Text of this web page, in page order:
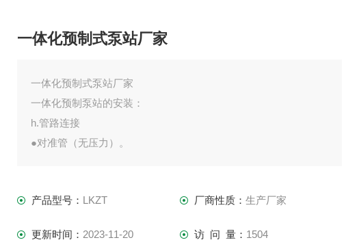
一体化预制式泵站厂家
一体化预制式泵站厂家
一体化预制泵站的安装：
h.管路连接
●对准管（无压力）。
产品型号： LKZT 厂商性质： 生产厂家
更新时间： 2023-11-20 访 问 量： 1504